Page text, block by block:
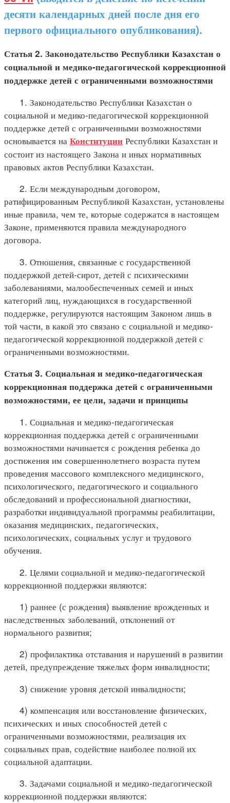
десяти календарных дней после дня его
первого официального опубликования).
Статья 2. Законодательство Республики Казахстан о
социальной и медико-педагогической коррекционной
поддержке детей с ограниченными возможностями
1. Законодательство Республики Казахстан о
социальной и медико-педагогической коррекционной
поддержке детей с ограниченными возможностями
основывается на Конституции Республики Казахстан и
состоит из настоящего Закона и иных нормативных
правовых актов Республики Казахстан.
2. Если международным договором,
ратифицированным Республикой Казахстан, установлены
иные правила, чем те, которые содержатся в настоящем
Законе, применяются правила международного
договора.
3. Отношения, связанные с государственной
поддержкой детей-сирот, детей с психическими
заболеваниями, малообеспеченных семей и иных
категорий лиц, нуждающихся в государственной
поддержке, регулируются настоящим Законом лишь в
той части, в какой это связано с социальной и медико-
педагогической коррекционной поддержкой детей с
ограниченными возможностями.
Статья 3. Социальная и медико-педагогическая
коррекционная поддержка детей с ограниченными
возможностями, ее цели, задачи и принципы
1. Социальная и медико-педагогическая
коррекционная поддержка детей с ограниченными
возможностями начинается с рождения ребенка до
достижения им совершеннолетнего возраста путем
проведения массового комплексного медицинского,
психологического, педагогического и социального
обследований и профессиональной диагностики,
разработки индивидуальной программы реабилитации,
оказания медицинских, педагогических,
психологических, социальных услуг и трудового
обучения.
2. Целями социальной и медико-педагогической
коррекционной поддержки являются:
1) раннее (с рождения) выявление врожденных и
наследственных заболеваний, отклонений от
нормального развития;
2) профилактика отставания и нарушений в развитии
детей, предупреждение тяжелых форм инвалидности;
3) снижение уровня детской инвалидности;
4) компенсация или восстановление физических,
психических и иных способностей детей с
ограниченными возможностями, реализация их
социальных прав, содействие наиболее полной их
социальной адаптации.
3. Задачами социальной и медико-педагогической
коррекционной поддержки являются: